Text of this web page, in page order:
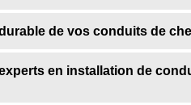
de vos conduits de
en installation de